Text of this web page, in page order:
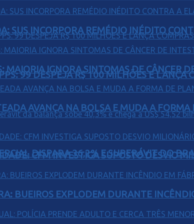
99 DESPEJA R$ 100 MILHÕES E LANÇA
DISPARA 36,2% E SUPERÁVIT DO
SUS INCORPORA REMÉDIO INÉDITO
MAIORIA IGNORA SINTOMAS DE CÂNCER
AVANÇA NA BOLSA E MUDA A
CFM INVESTIGA SUPOSTO DESVIO
BUEIROS EXPLODEM DURANTE